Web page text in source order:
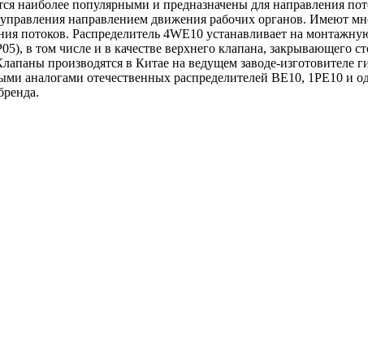
наиболее популярными и предназначены для направления
направлением движения рабочих органов. Имеют
потоков. Распределитель 4WE10 устанавливает на
в том числе и в качестве верхнего клапана, закрывающего
производятся в Китае на ведущем заводе-изготовителе
аналогами отечественных распределителей ВЕ10, 1РЕ10 и